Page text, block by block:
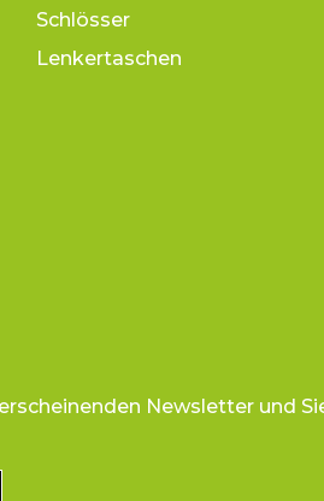
Schlösser
Lenkertaschen
Newsletter und